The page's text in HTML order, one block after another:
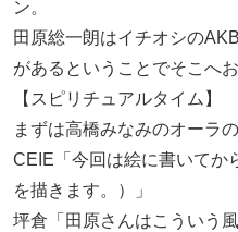
ン。
田原総一朗はイチオシの
があるということでそこへお
【スピリチュアルタイム】
まずは高橋みなみのオーラ
CEIE「今回は絵に書いてか
を描きます。）」
坪倉「田原さんはこういう